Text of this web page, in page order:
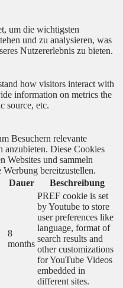
um die wichtigsten
und zu analysieren, was
Nutzererlebnis zu bieten.
how visitors interact with
information on metrics the
source, etc.
Besuchern relevante
anzubieten. Diese Cookies
Websites und sammeln
bereitzustellen.
Dauer Beschreibung
8
months
PREF cookie is set
by Youtube to store
user preferences like
language, format of
search results and
other customizations
for YouTube Videos
embedded in
different sites.